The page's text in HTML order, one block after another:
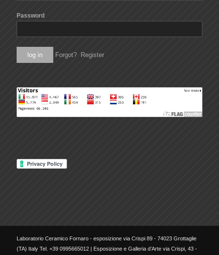
Password
Forgot? Register
Laboratorio Ceramico Fornaro - esposizione via Crispi 89 - 74023 Grottaglie
(TA) Italy Tel. +39 0995665012 | Esposizione e Galleria d’Arte via Crispi, 43 -